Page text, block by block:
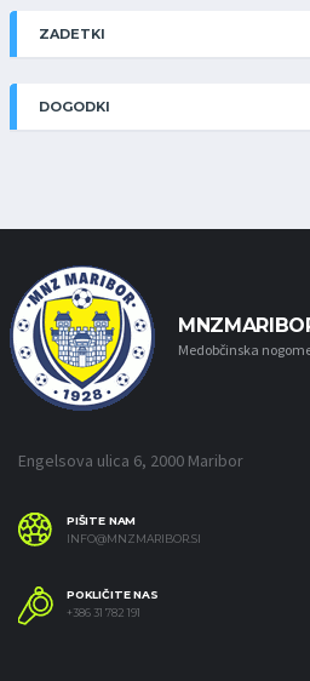
ZADETKI
DOGODKI
Medobčinska
Engelsova ulica 6, 2000 Maribor
PIŠITE NAM
INFO@MNZMARIBOR.SI
POKLIČITE NAS
+386 31 782 191